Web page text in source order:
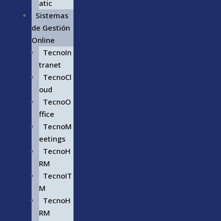
atic
Sistemas
de Gestión
Online
TecnoIn
tranet
TecnoCl
oud
TecnoO
ffice
TecnoM
eetings
TecnoH
RM
TecnoIT
M
TecnoH
RM